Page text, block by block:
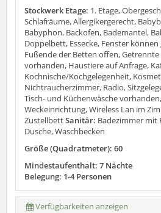
Stockwerk Etage: 1. Etage,
Schlafräume, Allergikergerecht,
Babyphon, Backofen, Bademantel,
Doppelbett, Essecke, Fenster
Fußende der Betten offen,
vorhanden, Haustiere auf Anfrage,
Kochnische/Kochgelegenheit,
Nichtraucherzimmer, Radio,
Tisch- und Küchenwäsche
Weckeinrichtung, Wireless Lan im
ZustellbettSanitär: Badezimmer mit
Dusche, Waschbecken
Größe (Quadratmeter): 60
Mindestaufenthalt: 7 Nächte
Belegung: 1-4 Personen
Verfügbarkeiten anzeigen